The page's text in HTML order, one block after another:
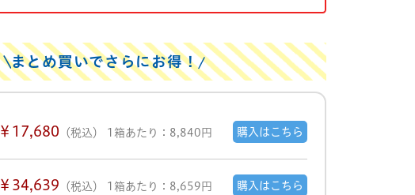
まとめ買いでさらにお得！
￥17,680 （税込） 1箱あたり：8,840円 購入はこちら
￥34,639 （税込） 1箱あたり：8,659円 購入はこちら